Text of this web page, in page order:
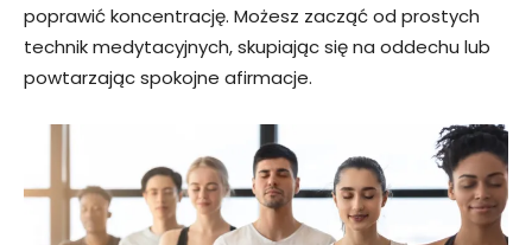
poprawić koncentrację. Możesz zacząć od prostych
technik medytacyjnych, skupiając się na oddechu lub
powtarzając spokojne afirmacje.